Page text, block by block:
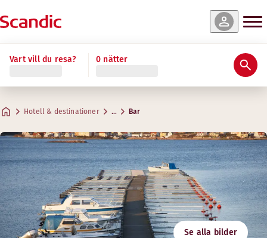
Vart vill du resa? 0 nätter
Hotell & destinationer … Bar
Se alla bilder